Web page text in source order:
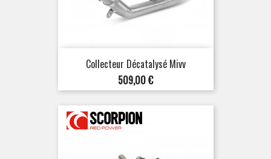
Collecteur Décatalysé Mivv
Prix
509,00 €